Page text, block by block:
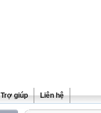
Trợ giúp Liên hệ